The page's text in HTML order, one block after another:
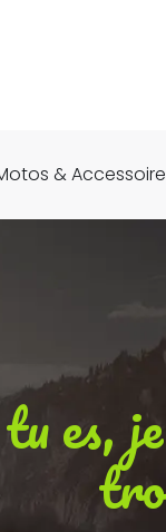
&
es,